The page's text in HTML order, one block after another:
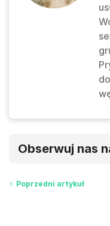
Obserwuj nas
Poprzedni artykuł